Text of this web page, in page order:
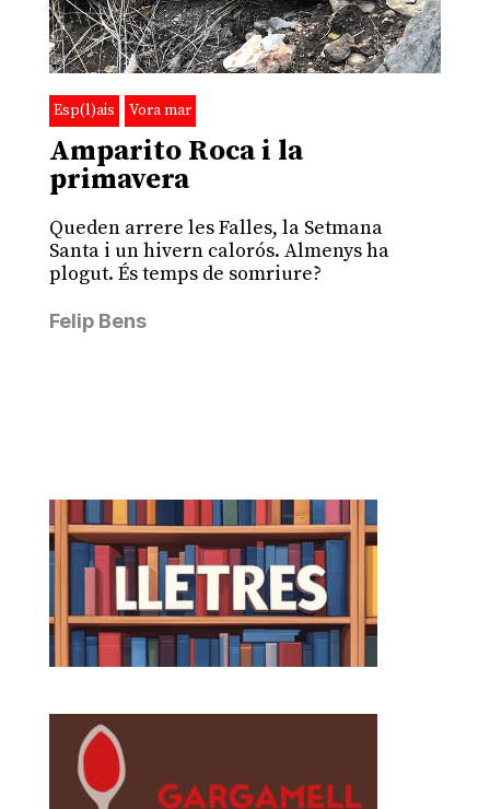
Esp(l)ais Vora mar
Amparito Roca i la
primavera
Queden arrere les Falles, la Setmana
Santa i un hivern calorós. Almenys ha
plogut. És temps de somriure?
Felip Bens